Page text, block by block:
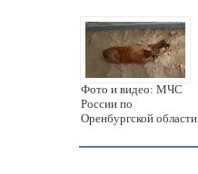
Фото и видео: МЧС
России по
Оренбургской области